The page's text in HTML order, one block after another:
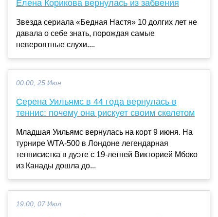
Елена Корикова вернулась из забвения
Звезда сериала «Бедная Настя» 10 долгих лет не
давала о себе знать, порождая самые
невероятные слухи....
00:00, 25 Июн
Серена Уильямс в 44 года вернулась в
теннис: почему она рискует своим скелетом
Младшая Уильямс вернулась на корт 9 июня. На
турнире WTA-500 в Лондоне легендарная
теннисистка в дуэте с 19-летней Викторией Мбоко
из Канады дошла до...
19:00, 07 Июл